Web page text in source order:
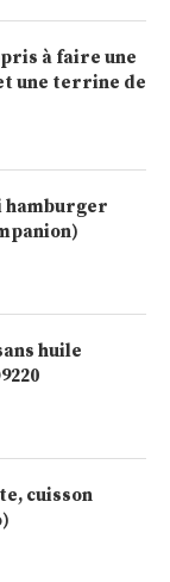
à faire une
une terrine de
hamburger
huile
cuisson